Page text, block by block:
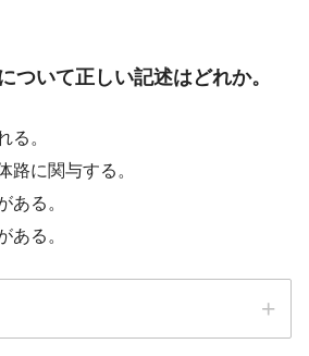
ついて正しい記述はどれか。
る。
路に関与する。
ある。
ある。